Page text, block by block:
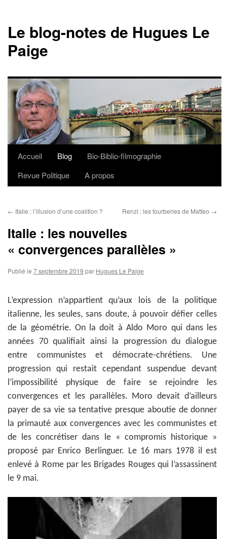
Le blog-notes de Hugues Le
Paige
Aller
Accueil Blog
Bio-Biblio-filmographie
Revue Politique
A propos
← Italie : l’illusion d’une coalition ? Renzi : les fourberies de Matteo →
Italie : les nouvelles
« convergences parallèles »
Publié le 7 septembre 2019 par Hugues Le Paige
L’expression n’appartient qu’aux lois de la politique
italienne, les seules, sans doute, à pouvoir défier celles
de la géométrie. On la doit à Aldo Moro qui dans les
années 70 qualifiait ainsi la progression du dialogue
entre communistes et démocrate-chrétiens. Une
progression qui restait cependant suspendue devant
l’impossibilité physique de faire se rejoindre les
convergences et les parallèles. Moro devait d’ailleurs
payer de sa vie sa tentative presque aboutie de donner
la primauté aux convergences avec les communistes et
de les concrétiser dans le « compromis historique »
proposé par Enrico Berlinguer. Le 16 mars 1978 il est
enlevé à Rome par les Brigades Rouges qui l’assassinent
le 9 mai.